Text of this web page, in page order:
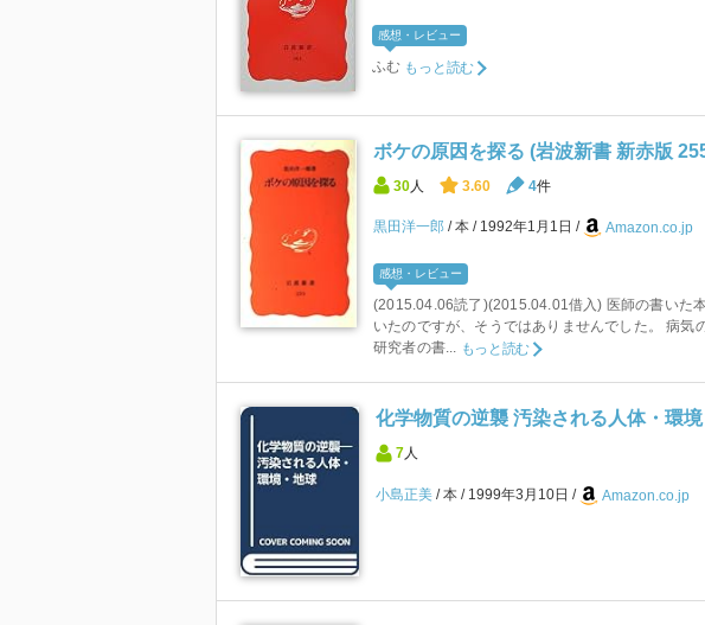
感想・レビュー
ふむ もっと読む
ボケの原因を探る (岩波新書 新赤版
30 人 3.60 4件
黒田洋一郎 本 1992年1月1日 Amazon.co.jp
感想・レビュー
(2015.04.06読了)(2015.04.01借入) 医師の書いた
いたのですが、そうではありませんでした。 病気
研究者の書... もっと読む
化学物質の逆襲 汚染される人体・環
7人
小島正美 本 1999年3月10日 Amazon.co.jp